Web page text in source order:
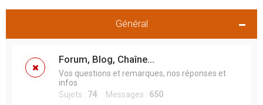
Général
Forum, Blog, Chaîne...
Vos questions et remarques, nos réponses et
infos
Sujets : 74 Messages : 650